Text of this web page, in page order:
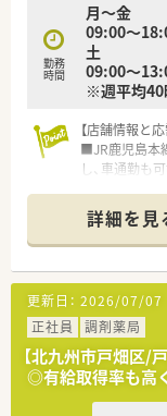
【想定される
■入社後は一
薬剤師へとス
■管理薬剤師
携わる役職へ
自のカリキュ
す。
勤務
時間
月～金
09:00～
土
09:00～
※週平均40
【店舗情報と
■JR鹿児島本
し、車通勤も
ており、専門
■薬剤師4名
合いながら業
【法人特徴につ
■福岡県を中
開しており、
■各店舗で健
域医療のサポ
■ドラッグス
り、調剤業
詳細を見
更新日： 2026/07/07
正社員
調剤薬局
【北九州市戸畑区
◎有給取得率も高